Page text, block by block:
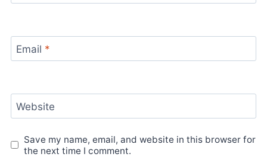
Email *
Website
Save my name, email, and website in this browser for
the next time I comment.